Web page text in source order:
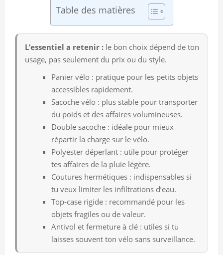
Table des matières
L’essentiel a retenir : le bon choix dépend de ton
usage, pas seulement du prix ou du style.
Panier vélo : pratique pour les petits objets
accessibles rapidement.
Sacoche vélo : plus stable pour transporter
du poids et des affaires volumineuses.
Double sacoche : idéale pour mieux
répartir la charge sur le vélo.
Polyester déperlant : utile pour protéger
tes affaires de la pluie légère.
Coutures hermétiques : indispensables si
tu veux limiter les infiltrations d’eau.
Top-case rigide : recommandé pour les
objets fragiles ou de valeur.
Antivol et fermeture à clé : utiles si tu
laisses souvent ton vélo sans surveillance.